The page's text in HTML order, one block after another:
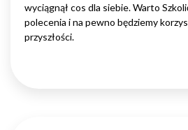
wyciągnął cos dla siebie. Warto
polecenia i na pewno będziemy
przyszłości.